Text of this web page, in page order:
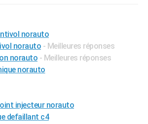
norauto
norauto - Meilleures réponses
norauto - Meilleures réponses
norauto
injecteur norauto
defaillant c4